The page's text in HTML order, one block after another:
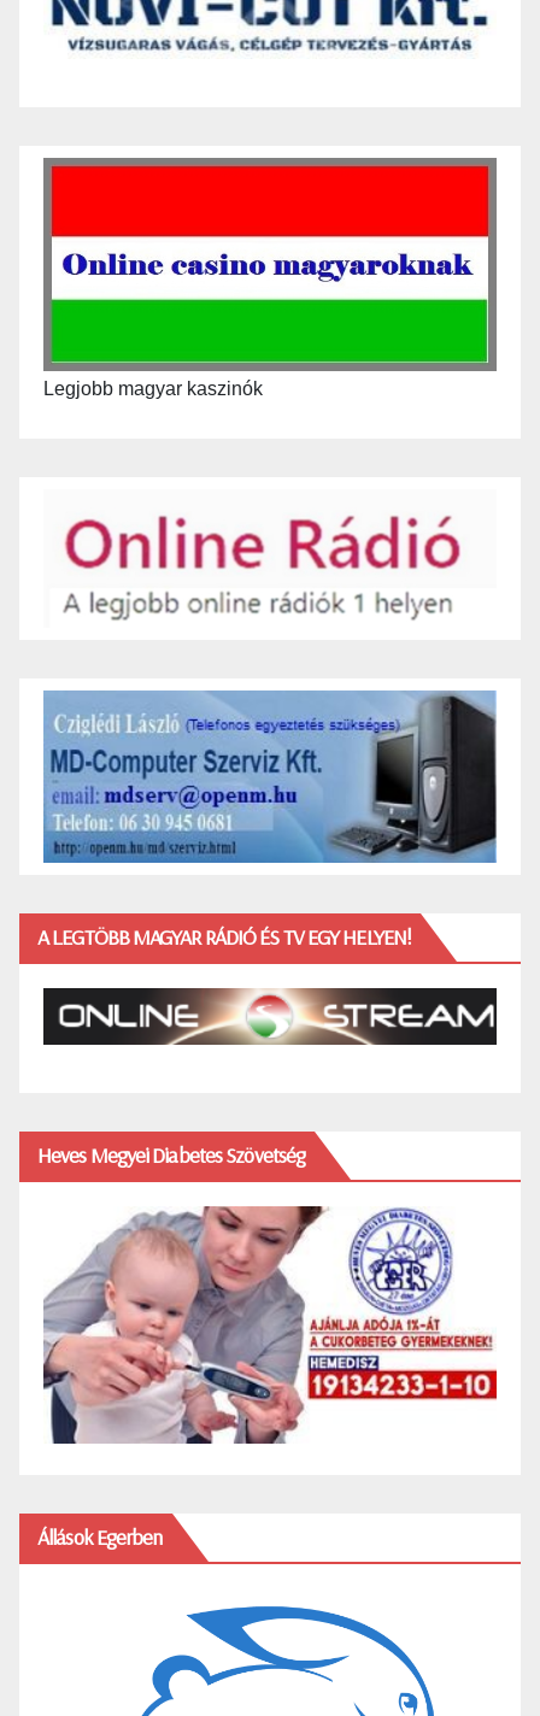
Legjobb magyar kaszinók
A LEGTÖBB MAGYAR RÁDIÓ ÉS TV EGY HELYEN!
Heves Megyei Diabetes Szövetség
Állások Egerben